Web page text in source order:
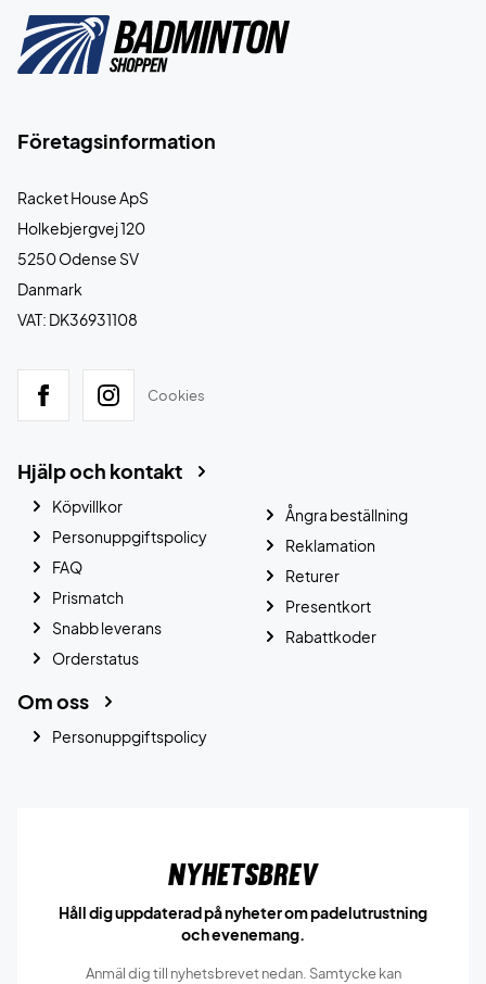
Företagsinformation
Racket House ApS
Holkebjergvej 120
5250 Odense SV
Danmark
VAT: DK36931108
Cookies
Hjälp och kontakt
Köpvillkor
Personuppgiftspolicy
FAQ
Prismatch
Snabb leverans
Orderstatus
Ångra beställning
Reklamation
Returer
Presentkort
Rabattkoder
Om oss
Personuppgiftspolicy
Nyhetsbrev
Håll dig uppdaterad på nyheter om padelutrustning
och evenemang.
Anmäl dig till nyhetsbrevet nedan. Samtycke kan